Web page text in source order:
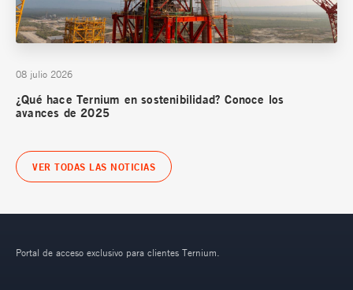
08 julio 2026
¿Qué hace Ternium en sostenibilidad? Conoce los
avances de 2025
VER TODAS LAS NOTICIAS
Portal de acceso exclusivo para clientes Ternium.